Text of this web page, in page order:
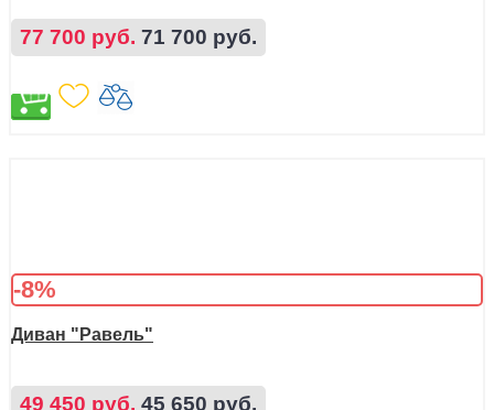
77 700 руб. 71 700 руб.
-8%
Диван "Равель"
49 450 руб. 45 650 руб.